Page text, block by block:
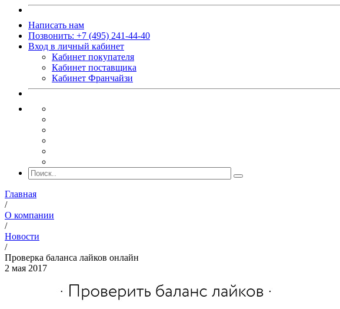
Написать нам
Позвонить: +7 (495) 241-44-40
Вход в личный кабинет
Кабинет покупателя
Кабинет поставщика
Кабинет Франчайзи
Главная
/
О компании
/
Новости
/
Проверка баланса лайков онлайн
2 мая 2017